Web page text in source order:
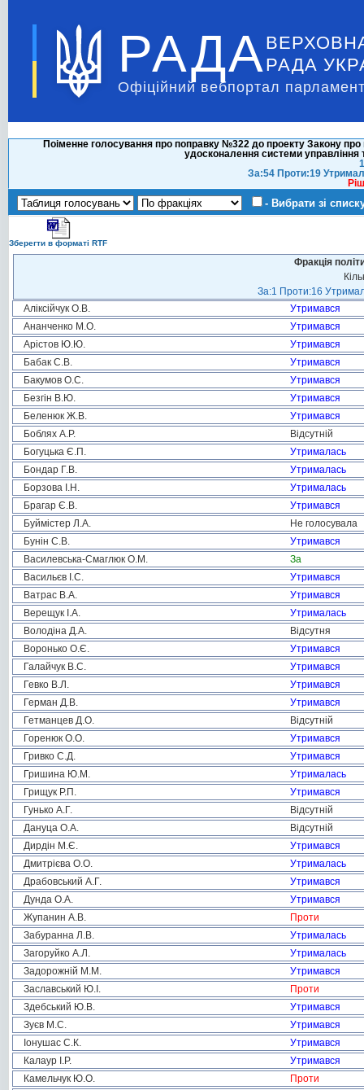
РАДА РАДА
Офіційний вебпортал
Поіменне голосування про поправку №322 до проекту Закону
удосконалення системи управління
За:54 Проти:19
- Вибрати зі
Зберегти в форматі RTF
Фракція
За:1 Проти:16
Аліксійчук О.В.
Утримався
Ананченко М.О.
Утримався
Арістов Ю.Ю.
Утримався
Бабак С.В.
Утримався
Бакумов О.С.
Утримався
Безгін В.Ю.
Утримався
Беленюк Ж.В.
Утримався
Боблях А.Р.
Відсутній
Богуцька Є.П.
Утрималась
Бондар Г.В.
Утрималась
Борзова І.Н.
Утрималась
Брагар Є.В.
Утримався
Буймістер Л.А.
Не голосувала
Бунін С.В.
Утримався
Василевська-Смаглюк О.М.
За
Васильєв І.С.
Утримався
Ватрас В.А.
Утримався
Верещук І.А.
Утрималась
Володіна Д.А.
Відсутня
Воронько О.Є.
Утримався
Галайчук В.С.
Утримався
Гевко В.Л.
Утримався
Герман Д.В.
Утримався
Гетманцев Д.О.
Відсутній
Горенюк О.О.
Утримався
Гривко С.Д.
Утримався
Гришина Ю.М.
Утрималась
Грищук Р.П.
Утримався
Гунько А.Г.
Відсутній
Дануца О.А.
Відсутній
Дирдін М.Є.
Утримався
Дмитрієва О.О.
Утрималась
Драбовський А.Г.
Утримався
Дунда О.А.
Утримався
Жупанин А.В.
Проти
Забуранна Л.В.
Утрималась
Загоруйко А.Л.
Утрималась
Задорожній М.М.
Утримався
Заславський Ю.І.
Проти
Здебський Ю.В.
Утримався
Зуєв М.С.
Утримався
Іонушас С.К.
Утримався
Калаур І.Р.
Утримався
Камельчук Ю.О.
Проти